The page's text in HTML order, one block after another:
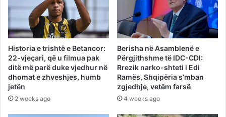
Historia e trishtë e Betancor:
22-vjeçari, që u filmua pak
ditë më parë duke vjedhur në
dhomat e zhveshjes, humb
jetën
2 weeks ago
Berisha në Asamblenë e
Përgjithshme të IDC-CDI:
Rrezik narko-shteti i Edi
Ramës, Shqipëria s’mban
zgjedhje, vetëm farsë
4 weeks ago